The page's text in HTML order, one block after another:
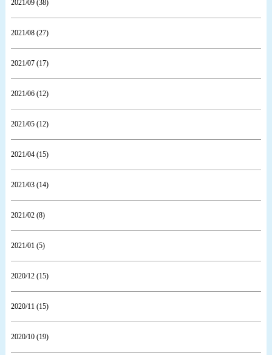
2021/09 (38)
2021/08 (27)
2021/07 (17)
2021/06 (12)
2021/05 (12)
2021/04 (15)
2021/03 (14)
2021/02 (8)
2021/01 (5)
2020/12 (15)
2020/11 (15)
2020/10 (19)